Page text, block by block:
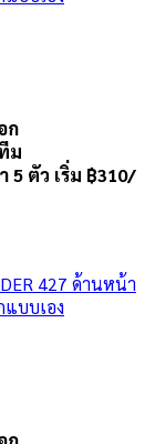
ก
ม
5 ตัว เริ่ม ฿310/
แบบเอง